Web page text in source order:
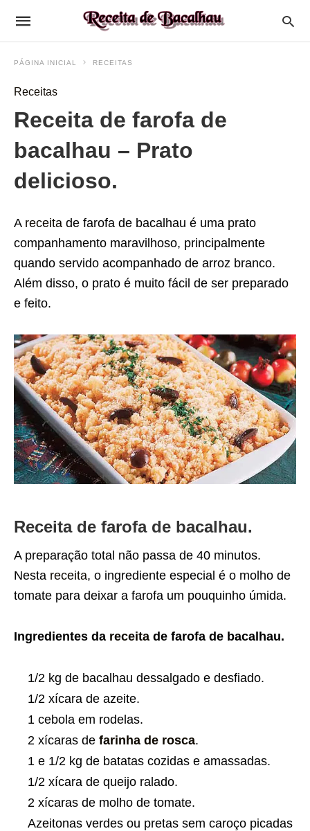
PÁGINA INICIAL RECEITAS
Receitas
Receita de farofa de
bacalhau – Prato
delicioso.
A receita de farofa de bacalhau é uma prato
companhamento maravilhoso, principalmente
quando servido acompanhado de arroz branco.
Além disso, o prato é muito fácil de ser preparado
e feito.
Receita de farofa de bacalhau.
A preparação total não passa de 40 minutos.
Nesta receita, o ingrediente especial é o molho de
tomate para deixar a farofa um pouquinho úmida.
Ingredientes da receita de farofa de bacalhau.
1/2 kg de bacalhau dessalgado e desfiado.
1/2 xícara de azeite.
1 cebola em rodelas.
2 xícaras de farinha de rosca.
1 e 1/2 kg de batatas cozidas e amassadas.
1/2 xícara de queijo ralado.
2 xícaras de molho de tomate.
Azeitonas verdes ou pretas sem caroço picadas